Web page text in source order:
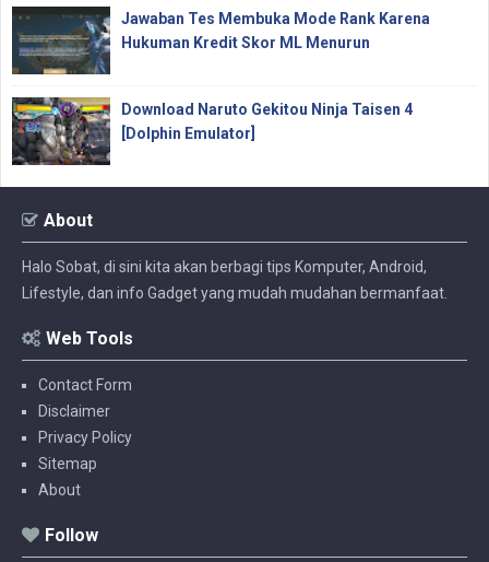
Jawaban Tes Membuka Mode Rank Karena
Hukuman Kredit Skor ML Menurun
Download Naruto Gekitou Ninja Taisen 4
[Dolphin Emulator]
About
Halo Sobat, di sini kita akan berbagi tips Komputer, Android,
Lifestyle, dan info Gadget yang mudah mudahan bermanfaat.
Web Tools
Contact Form
Disclaimer
Privacy Policy
Sitemap
About
Follow